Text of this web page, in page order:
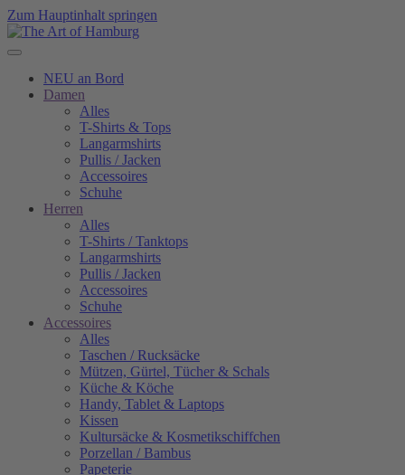
Zum Hauptinhalt springen
NEU an Bord
Damen
Alles
T-Shirts & Tops
Langarmshirts
Pullis / Jacken
Accessoires
Schuhe
Herren
Alles
T-Shirts / Tanktops
Langarmshirts
Pullis / Jacken
Accessoires
Schuhe
Accessoires
Alles
Taschen / Rucksäcke
Mützen, Gürtel, Tücher & Schals
Küche & Köche
Handy, Tablet & Laptops
Kissen
Kultursäcke & Kosmetikschiffchen
Porzellan / Bambus
Papeterie